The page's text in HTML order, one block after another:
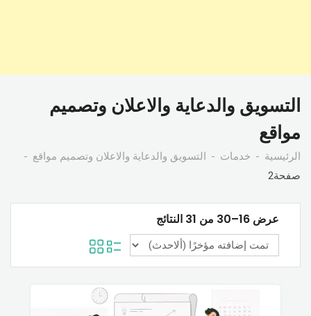
التسويق والدعاية والاعلان وتصميم
مواقع
الرئيسية خدمات
التسويق والدعاية والاعلان وتصميم مواقع
صفحة2
عرض 16–30 من 31 النتائج